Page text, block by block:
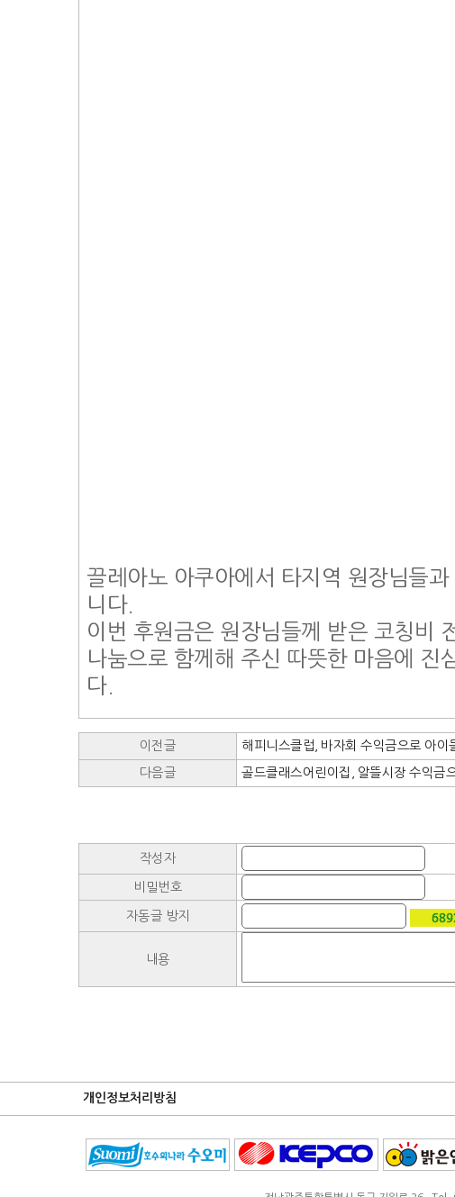
끌레아노 아쿠아에서 타지역 원장님들
니다.
이번 후원금은 원장님들께 받은 코칭비
나눔으로 함께해 주신 따뜻한 마음에 진
다.
이전글 해피니스클럽, 바자회 수익금으로 아이
다음글 골드클래스어린이집, 알뜰시장 수익금
작성자
비밀번호
자동글 방지
내용
개인정보처리방침